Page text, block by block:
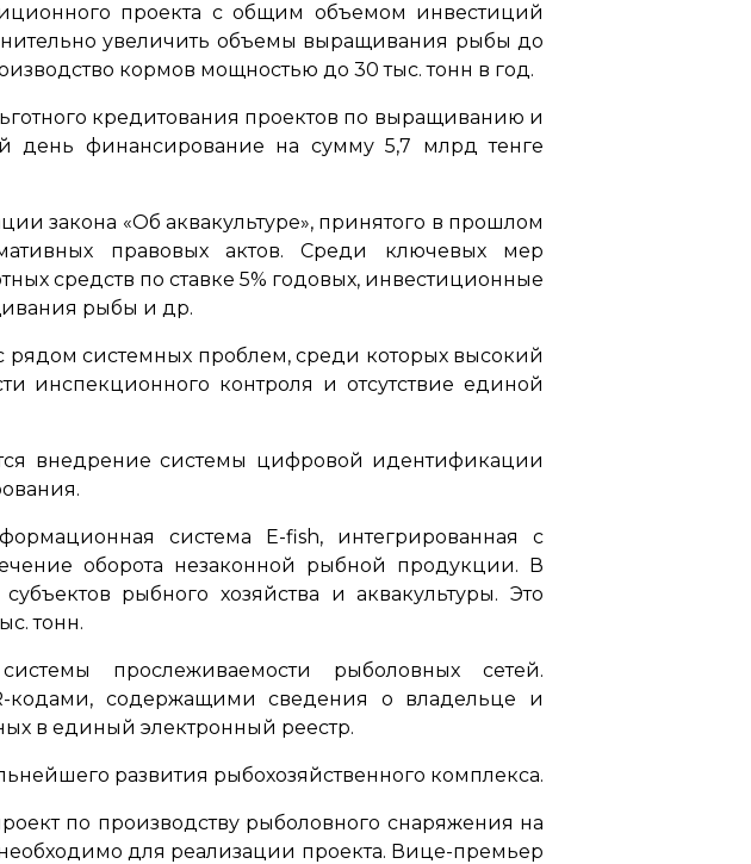
проекта с общим объемом инвестиций
увеличить объемы выращивания рыбы до
кормов мощностью до 30 тыс. тонн в год.
кредитования проектов по выращиванию и
день финансирование на сумму 5,7 млрд тенге
закона «Об аквакультуре», принятого в прошлом
правовых актов. Среди ключевых мер
средств по ставке 5% годовых, инвестиционные
рыбы и др.
рядом системных проблем, среди которых высокий
инспекционного контроля и отсутствие единой
внедрение системы цифровой идентификации
система E-fish, интегрированная с
оборота незаконной рыбной продукции. В
рыбного хозяйства и аквакультуры. Это
тонн.
прослеживаемости рыболовных сетей.
кодами, содержащими сведения о владельце и
в единый электронный реестр.
развития рыбохозяйственного комплекса.
по производству рыболовного снаряжения на
для реализации проекта. Вице-премьер